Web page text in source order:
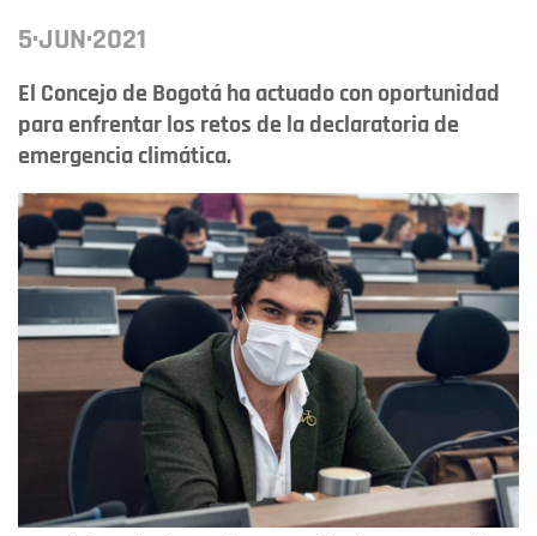
5·JUN·2021
El Concejo de Bogotá ha actuado con oportunidad
para enfrentar los retos de la declaratoria de
emergencia climática.